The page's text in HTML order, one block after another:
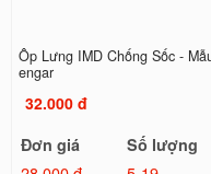
Ốp Lưng IMD Chống Sốc -
engar
32.000 đ
Đơn giá
Số lượng